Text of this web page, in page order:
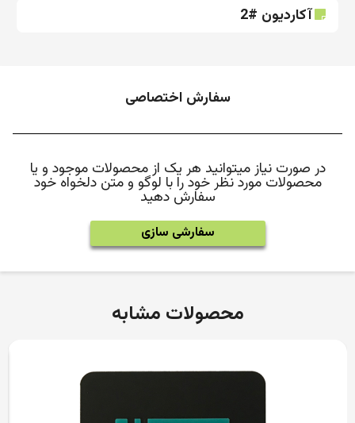
آکاردیون #2
سفارش اختصاصی
در صورت نیاز میتوانید هر یک از محصولات موجود و یا
محصولات مورد نظر خود را با لوگو و متن دلخواه خود
سفارش دهید
سفارشی سازی
محصولات مشابه